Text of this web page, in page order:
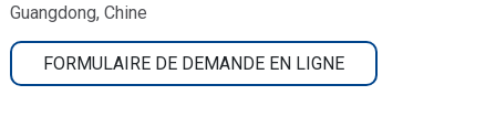
Guangdong, Chine
FORMULAIRE DE DEMANDE EN LIGNE